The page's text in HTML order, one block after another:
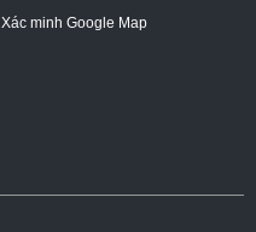
Xác minh Google Map